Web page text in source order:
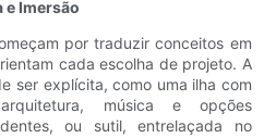
e Imersão
por traduzir conceitos em
cada escolha de projeto. A
ser explícita, como uma ilha com
música e opções
ou sutil, entrelaçada no